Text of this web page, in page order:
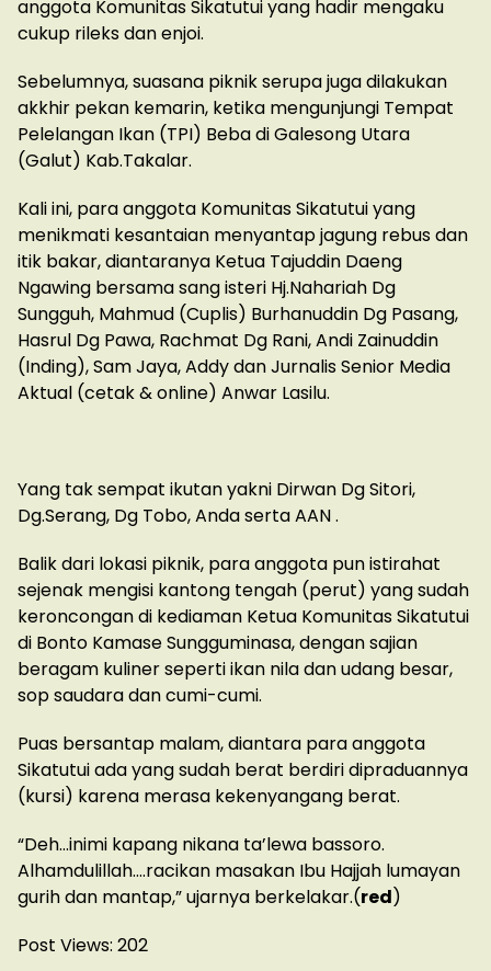
anggota Komunitas Sikatutui yang hadir mengaku
cukup rileks dan enjoi.
Sebelumnya, suasana piknik serupa juga dilakukan
akkhir pekan kemarin, ketika mengunjungi Tempat
Pelelangan Ikan (TPI) Beba di Galesong Utara
(Galut) Kab.Takalar.
Kali ini, para anggota Komunitas Sikatutui yang
menikmati kesantaian menyantap jagung rebus dan
itik bakar, diantaranya Ketua Tajuddin Daeng
Ngawing bersama sang isteri Hj.Nahariah Dg
Sungguh, Mahmud (Cuplis) Burhanuddin Dg Pasang,
Hasrul Dg Pawa, Rachmat Dg Rani, Andi Zainuddin
(Inding), Sam Jaya, Addy dan Jurnalis Senior Media
Aktual (cetak & online) Anwar Lasilu.
Yang tak sempat ikutan yakni Dirwan Dg Sitori,
Dg.Serang, Dg Tobo, Anda serta AAN .
Balik dari lokasi piknik, para anggota pun istirahat
sejenak mengisi kantong tengah (perut) yang sudah
keroncongan di kediaman Ketua Komunitas Sikatutui
di Bonto Kamase Sungguminasa, dengan sajian
beragam kuliner seperti ikan nila dan udang besar,
sop saudara dan cumi-cumi.
Puas bersantap malam, diantara para anggota
Sikatutui ada yang sudah berat berdiri dipraduannya
(kursi) karena merasa kekenyangang berat.
“Deh…inimi kapang nikana ta’lewa bassoro.
Alhamdulillah….racikan masakan Ibu Hajjah lumayan
gurih dan mantap,” ujarnya berkelakar.(red)
Post Views: 202